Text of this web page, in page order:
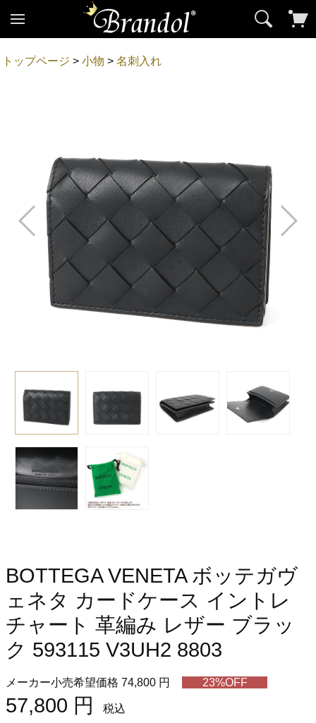
トップページ >小物 >名刺入れ
BOTTEGA VENETA ボッテガヴ
ェネタ カードケース イントレ
チャート 革編み レザー ブラッ
ク 593115 V3UH2 8803
メーカー小売希望価格 74,800 円 23%OFF
57,800 円 税込